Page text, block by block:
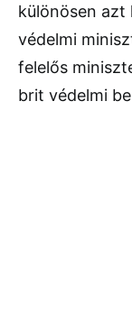
különösen azt
védelmi
felelős
brit védelmi